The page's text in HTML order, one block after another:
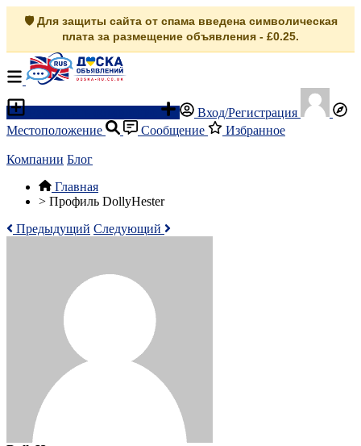
🛡️ Для защиты сайта от спама введена символическая
плата за размещение объявления - £0.25.
Вход/Регистрация
Местоположение
Сообщение Избранное
Компании Блог
Главная
> Профиль DollyHester
Предыдущий Следующий